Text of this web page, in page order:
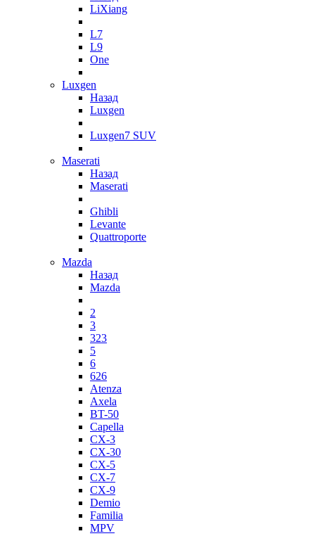
LiXiang
L7
L9
One
Luxgen
Назад
Luxgen
Luxgen7 SUV
Maserati
Назад
Maserati
Ghibli
Levante
Quattroporte
Mazda
Назад
Mazda
2
3
323
5
6
626
Atenza
Axela
BT-50
Capella
CX-3
CX-30
CX-5
CX-7
CX-9
Demio
Familia
MPV